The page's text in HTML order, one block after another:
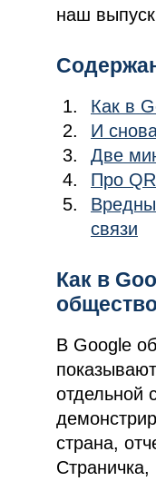
наш
Как в
И
Две
Про
связи
Как в
В Google
отдельной
страна,